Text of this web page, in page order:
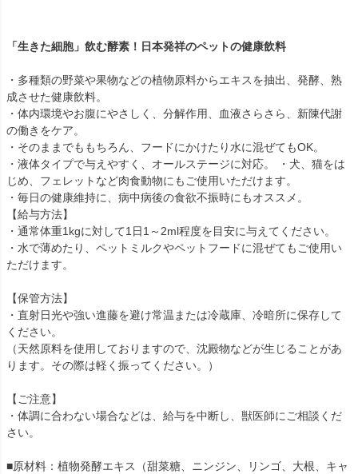
「生きた細胞」飲む酵素！日本発祥のペットの健康飲料
・多種類の野菜や果物などの植物原料からエキスを抽出、発酵、熟
成させた健康飲料。
・体内環境やお腹にやさしく、分解作用、血液さらさら、新陳代謝
の働きをケア。
・そのままでももちろん、フードにかけたり水に混ぜてもOK。
・液体タイプで与えやすく、オールステージに対応。 ・犬、猫をは
じめ、フェレットなど肉食動物にもご使用いただけます。
・毎日の健康維持に、病中病後の食欲不振時にもオススメ。
【給与方法】
・通常体重1kgに対して1日1～2ml程度を目安に与えてください。
・水で薄めたり、ペットミルクやペットフードに混ぜてもご使用い
ただけます。
【保管方法】
・直射日光や強い進藤を避け常温または冷蔵庫、冷暗所に保存して
ください。
（天然原料を使用しておりますので、沈殿物などが生じることがあ
ります。その際は軽く振ってください。）
【ご注意】
・体調に合わない場合などは、給与を中断し、獣医師にご相談くだ
さい。
■原材料：植物発酵エキス（甜菜糖、ニンジン、リンゴ、大根、キャ